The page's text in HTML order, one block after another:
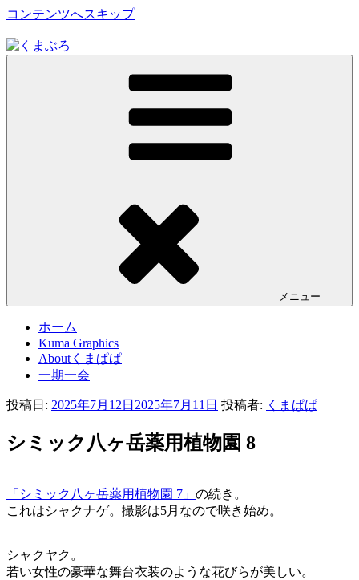
コンテンツへスキップ
くまが入る温泉じゃありません。私くまぱぱのブログという
メニュー
ホーム
Kuma Graphics
Aboutくまぱぱ
一期一会
投稿日: 2025年7月12日 2025年7月11日 投稿者: くまぱぱ
シミック八ヶ岳薬用植物園 8
「シミック八ヶ岳薬用植物園 7」 の続き。
これはシャクナゲ。撮影は5月なので咲き始め。
シャクヤク。
若い女性の豪華な舞台衣装のような花びらが美しい。